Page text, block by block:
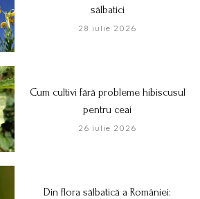
sălbatici
28 iulie 2026
Cum cultivi fără probleme hibiscusul
pentru ceai
26 iulie 2026
Din flora sălbatică a României: